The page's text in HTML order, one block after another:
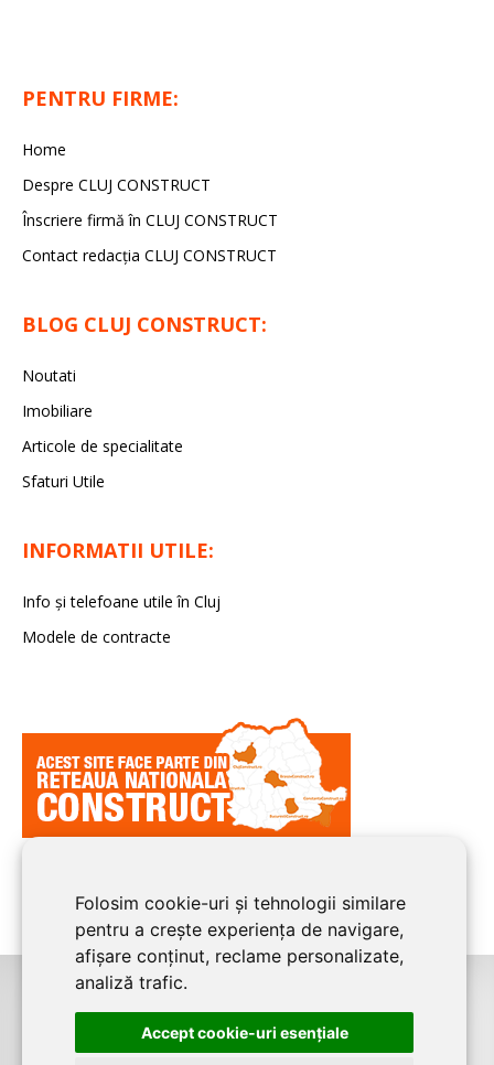
Folosim cookie-uri și tehnologii similare
pentru a crește experiența de navigare,
afișare conținut, reclame personalizate,
analiză trafic.
Accept cookie-uri esenţiale
PENTRU FIRME:
Home
Despre CLUJ CONSTRUCT
Înscriere firmă în CLUJ CONSTRUCT
Contact redacția CLUJ CONSTRUCT
BLOG CLUJ CONSTRUCT:
Noutati
Imobiliare
Articole de specialitate
Sfaturi Utile
INFORMATII UTILE:
Info și telefoane utile în Cluj
Modele de contracte
CLUJ CONSTRUCTeste un serviciu de promovare online pentru
firme. Proiect digital dezvoltat deLIVE COMMUNICATIONS SRL